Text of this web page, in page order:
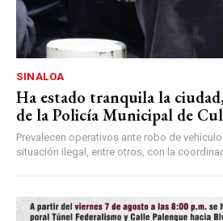
SINALOA
Ha estado tranquila la
de la Policía Municipal de
Prevalecen operativos ante robo de
situación ilegal, entre otros, con la